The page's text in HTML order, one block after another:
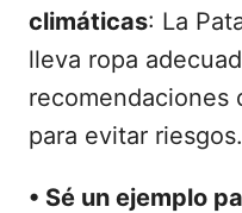
climáticas: La
lleva ropa
recomendaciones
para evitar riesgos.
• Sé un ejemplo